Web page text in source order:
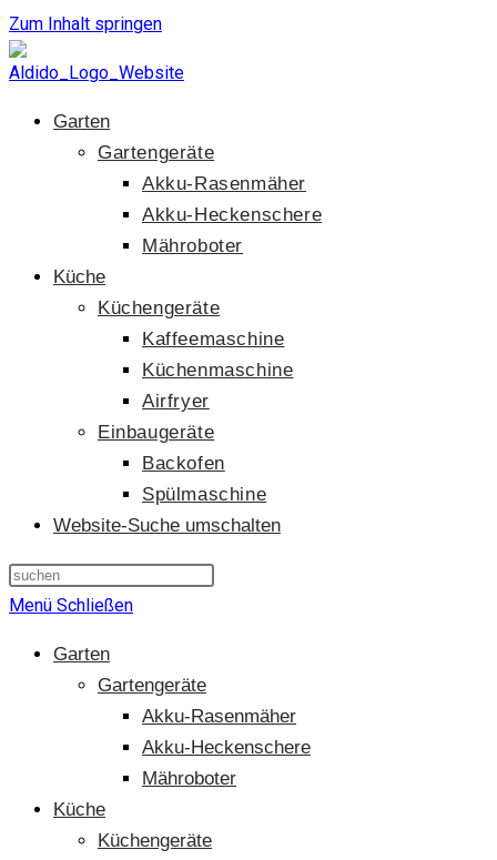
Zum Inhalt springen
Garten
Gartengeräte
Akku-Rasenmäher
Akku-Heckenschere
Mähroboter
Küche
Küchengeräte
Kaffeemaschine
Küchenmaschine
Airfryer
Einbaugeräte
Backofen
Spülmaschine
Website-Suche umschalten
Menü Schließen
Garten
Gartengeräte
Akku-Rasenmäher
Akku-Heckenschere
Mähroboter
Küche
Küchengeräte